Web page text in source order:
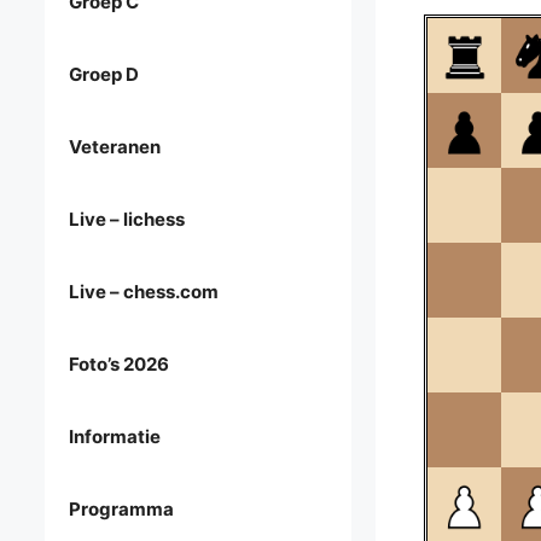
Groep D
Veteranen
Live – lichess
Live – chess.com
Foto’s 2026
Informatie
Programma